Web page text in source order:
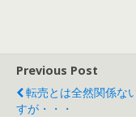
Previous Post
転売とは全然関係な
すが・・・